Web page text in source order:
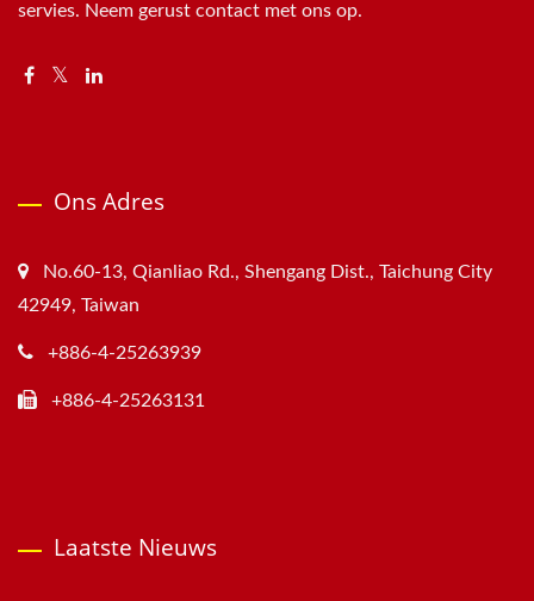
servies. Neem gerust contact met ons op.
Ons Adres
No.60-13, Qianliao Rd., Shengang Dist., Taichung City
42949, Taiwan
+886-4-25263939
+886-4-25263131
Laatste Nieuws